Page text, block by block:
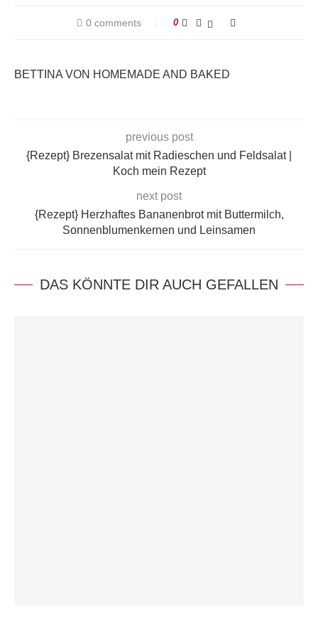
0 comments 0
BETTINA VON HOMEMADE AND BAKED
previous post
{Rezept} Brezensalat mit Radieschen und Feldsalat |
Koch mein Rezept
next post
{Rezept} Herzhaftes Bananenbrot mit Buttermilch,
Sonnenblumenkernen und Leinsamen
DAS KÖNNTE DIR AUCH GEFALLEN